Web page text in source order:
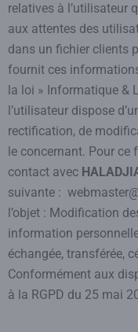
relatives à l’utilisateur
aux attentes des
dans un fichier clients
fournit ces
la loi » Informatique &
l’utilisateur dispose
rectification, de
le concernant. Pour ce
contact avec
suivante :
l’objet : Modification
information
échangée, transférée,
Conformément aux
à la RGPD du 25 mai